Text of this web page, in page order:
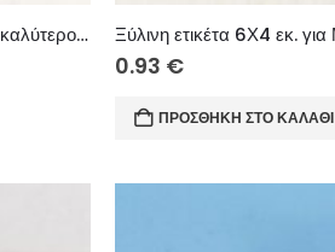
Ξύλινο στρόγγυλο 6 εκ. για Μπρελόκ (Έχω τον καλύτερο παππού κορίτσι)
0.93 €
ΠΡΟΣΘΉΚΗ ΣΤΟ ΚΑΛΆΘΙ